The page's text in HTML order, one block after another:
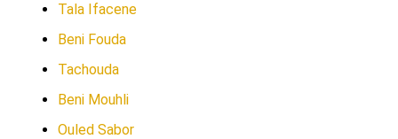
Tala Ifacene
Beni Fouda
Tachouda
Beni Mouhli
Ouled Sabor